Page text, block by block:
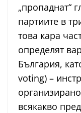
„пропаднат“
партиите в
това кара
определят
България,
voting) –
всякакво